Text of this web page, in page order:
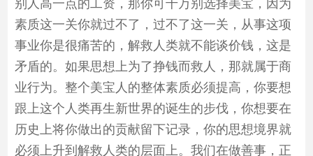
别人高一点的工资，那你可千万别选择美宝，因为
素质这一关你就过不了，过不了这一关，从事这项
事业你是很痛苦的，解救人类就不能谈价钱，这是
矛盾的。如果思想上为了挣钱而救人，那就属于商
业行为。整个美宝人的整体素质必须提高，你要想
跟上这个人类再生新世界的诞生的步伐，你想要在
历史上将你做出的贡献留下记录，你的思想境界就
必须上升到解救人类的层面上。我们在做善事，正